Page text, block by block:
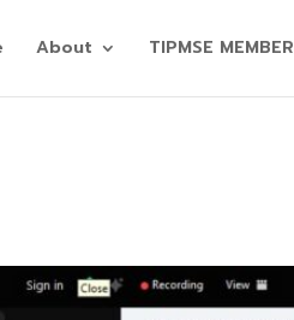
About TIPMSE MEMBER